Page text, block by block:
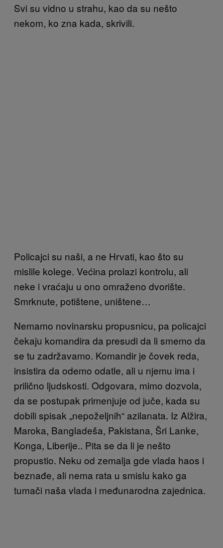
Svi su vidno u strahu, kao da su nešto
nekom, ko zna kada, skrivili.
Policajci su naši, a ne Hrvati, kao što su
mislile kolege. Većina prolazi kontrolu, ali
neke i vraćaju u ono omraženo dvorište.
Smrknute, potištene, uništene…
Nemamo novinarsku propusnicu, pa policajci
čekaju komandira da presudi da li smemo da
se tu zadržavamo. Komandir je čovek reda,
insistira da odemo odatle, ali u njemu ima i
prilično ljudskosti. Odgovara, mimo dozvola,
da se postupak primenjuje od juče, kada su
dobili spisak „nepoželjnih“ azilanata. Iz Alžira,
Maroka, Bangladeša, Pakistana, Šri Lanke,
Konga, Liberije.. Pita se da li je nešto
propustio. Neku od zemalja gde vlada haos i
beznađe, ali nema rata u smislu kako ga
tumači naša vlada i međunarodna zajednica.